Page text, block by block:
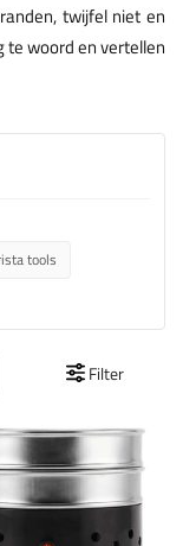
twijfel niet en
te woord en vertellen
tools
naar hoog sorteren
Filter